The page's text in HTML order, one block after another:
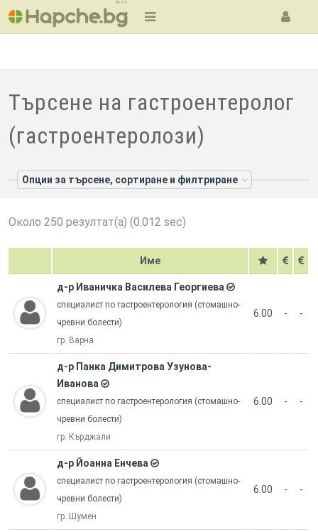
BETA
Търсене на гастроентеролог
(гастроентеролози)
Опции за търсене, сортиране и филтриране
Около 250 резултат(а) (0.012 sec)
Име
д-р Иваничка Василева Георгиева
специалист по гастроентерология (стомашно-
чревни болести)
гр. Варна
6.00 - -
д-р Панка Димитрова Узунова-
Иванова
специалист по гастроентерология (стомашно-
чревни болести)
гр. Кърджали
6.00 - -
д-р Йоанна Енчева
специалист по гастроентерология (стомашно-
чревни болести)
гр. Шумен
6.00 - -